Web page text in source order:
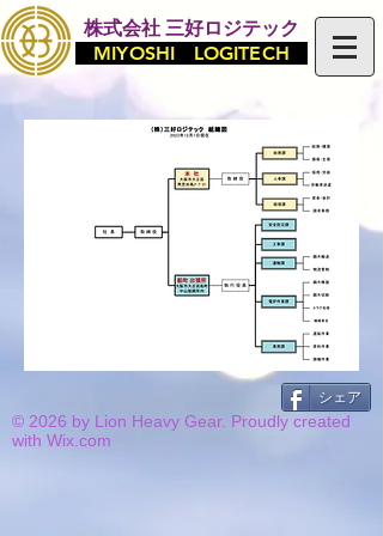
株式会社 三好ロジテック
MIYOSHI LOGITECH
シェア
© 2026 by Lion Heavy Gear. Proudly created
with Wix.com